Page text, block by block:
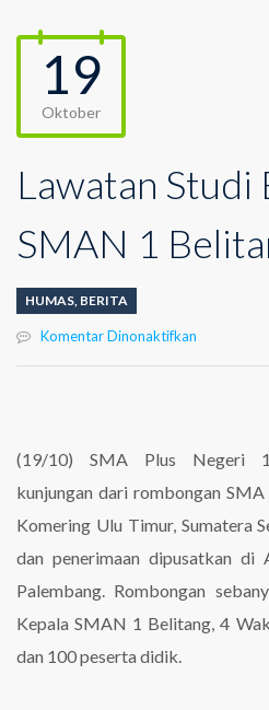
19
Oktober
Lawatan Studi
SMAN 1
HUMAS, BERITA
Komentar Dinonaktifkan
1
Belitang
(19/10) SMA Plus Negeri
kunjungan dari rombongan
Komering Ulu Timur, Sumatera
dan penerimaan dipusatkan
Palembang. Rombongan
Kepala SMAN 1 Belitang, 4
dan 100 peserta didik.